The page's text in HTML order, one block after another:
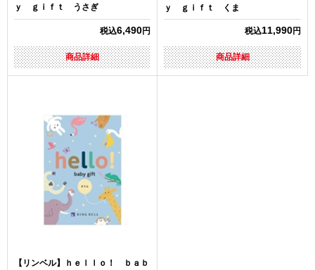
ｙ ｇｉｆｔ うさぎ
税込6,490円
商品詳細
ｙ ｇｉｆｔ くま
税込11,990円
商品詳細
【リンベル】ｈｅｌｌｏ！ ｂａｂ